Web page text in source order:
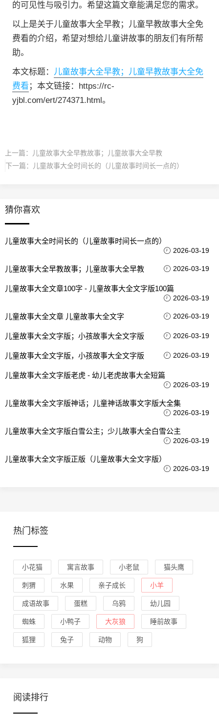
的可见性与吸引力。希望这篇文章能满足您的需求。
以上是关于儿童故事大全早教；儿童早教故事大全免
费看的介绍，希望对想给儿童讲故事的朋友们有所帮
助。
本文标题： 儿童故事大全早教；儿童早教故事大全免
费看 ；本文链接：https://rc-
yjbl.com/ert/274371.html。
上一篇：
儿童故事大全早教故事；儿童故事大全早教
下一篇：
儿童故事大全时间长的（儿童故事时间长一点的）
猜你喜欢
儿童故事大全时间长的（儿童故事时间长一点的）
2026-03-19
儿童故事大全早教故事；儿童故事大全早教 2026-03-19
儿童故事大全文章100字 - 儿童故事大全文字版100篇
2026-03-19
儿童故事大全文章 儿童故事大全文字 2026-03-19
儿童故事大全文字版；小孩故事大全文字版 2026-03-19
儿童故事大全文字版，小孩故事大全文字版 2026-03-19
儿童故事大全文字版老虎 - 幼儿老虎故事大全短篇
2026-03-19
儿童故事大全文字版神话；儿童神话故事文字版大全集
2026-03-19
儿童故事大全文字版白雪公主；少儿故事大全白雪公主
2026-03-19
儿童故事大全文字版正版（儿童故事大全文字版）
2026-03-19
热门标签
小花猫 寓言故事 小老鼠 猫头鹰
刺猬 水果 亲子成长 小羊
成语故事 蛋糕 乌鸦 幼儿园
蜘蛛 小鸭子 大灰狼 睡前故事
狐狸 兔子 动物 狗
阅读排行